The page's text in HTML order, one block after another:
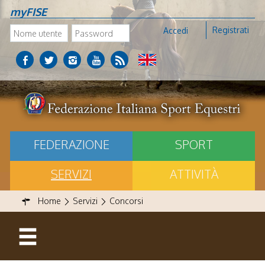
myFISE
Accedi Registrati
FEDERAZIONE
SPORT
SERVIZI
ATTIVITÀ
Home Servizi Concorsi